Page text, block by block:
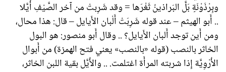
وبِرْذَوْنَةٍ بَلَّ البَراذينُ ثَغْرَها = وقد شَرِبتْ من آخر الصَّيْفِ أُيَّلا
.. أَبو الهيثم – عند قوله شَرِبَتْ أَلْبان الأَيايل – قال: هذا محال،
ومن أَين توجد أَلبان الأَيايل؟ .. وقال أَبو منصور: هو البول
الخاثر بالنصب (قوله «بالنصب» يعني فتح الهمزة) من أَبوال
الأُرْوِيَّة إِذا شربته المرأَة اغتلمت. .. والأُيَّل بقية اللبن الخاثر،